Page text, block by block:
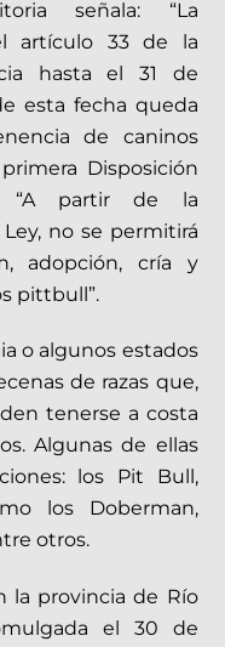
señala: “La
artículo 33 de la
hasta el 31 de
esta fecha queda
de caninos
Disposición
“A partir de la
no se permitirá
adopción, cría y
pittbull”.
o algunos estados
de razas que,
tenerse a costa
Algunas de ellas
los Pit Bull,
los Doberman,
otros.
la provincia de Río
el 30 de